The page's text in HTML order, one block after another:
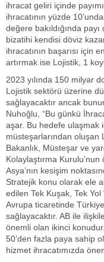
ihracat geliri içinde
ihracatının yüzde
değere bakıldığında
bizatihi kendisi döviz
ihracatının başarısı için
artırmak ise Lojistik, 1
2023 yılında 150 milyar
Lojistik sektörü üzerine
sağlayacaktır ancak
Nuhoğlu, “Bu günkü
aşar. Bu hedefe ulaşmak
müsteşarlarından oluşan
Bakanlık, Müsteşar ve
Kolaylaştırma
Asya’nın kesişim
Stratejik konu olarak ele
edilen Tek Kuşak, Tek
Avrupa ticaretinde
sağlayacaktır. AB ile
önemli olan ikinci
50’den fazla paya sahip
hizmet ihracatımızda